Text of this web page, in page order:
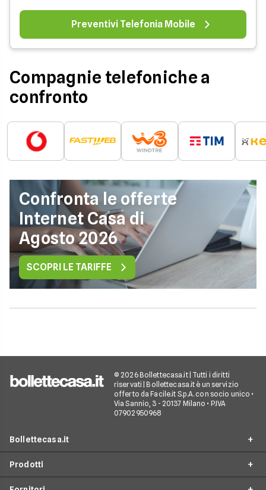
Preventivi Telefonia Mobile
Compagnie telefoniche a
confronto
Confronta le offerte
Internet Casa di
Agosto 2026
SCOPRI LE TARIFFE
© 2026 Bollettecasa.it | Tutti i diritti
riservati | Bollettecasa.it è un servizio
offerto da Facile.it S.p.A. con socio unico •
Via Sannio, 3 - 20137 Milano • P.IVA
07902950968
Bollettecasa.it
Prodotti